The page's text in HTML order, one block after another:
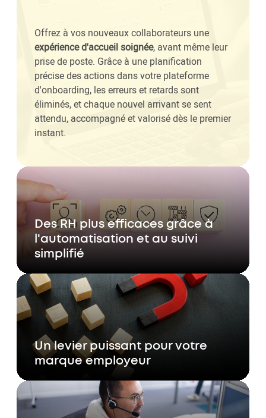
Offrez à vos nouveaux collaborateurs une
expérience d'accueil soignée, avant même leur
prise de poste. Grâce à une planification
précise des actions dans votre plateforme
d'onboarding, les erreurs et retards sont
éliminés, et chaque nouvel arrivant se sent
attendu, accompagné et valorisé dès le premier
instant.
Des RH plus efficaces grâce à
l'automatisation et au suivi
simplifié
Un levier puissant pour votre
marque employeur